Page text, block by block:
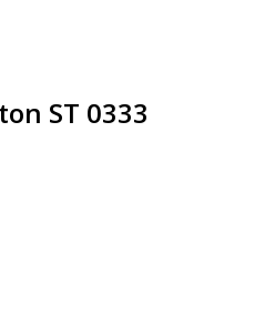
ST 0333